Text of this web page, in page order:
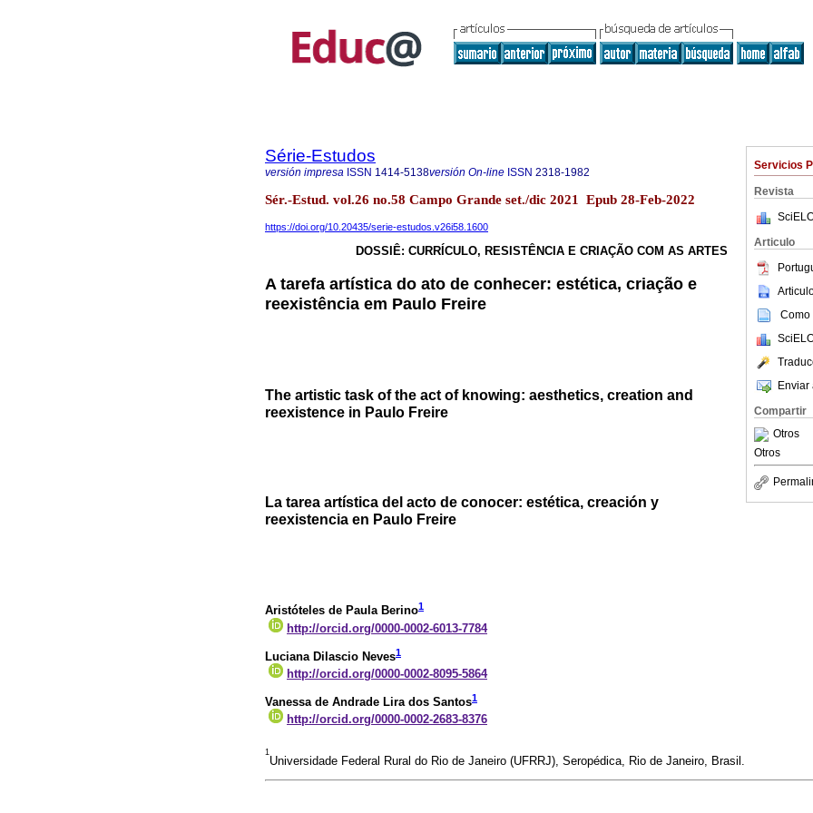
Servicios
Revista
Articulo
Como
Enviar
Compartir
Otros
Otros
Série-Estudos
versión impresa ISSN 1414-5138versión On-line ISSN 2318-1982
Sér.-Estud. vol.26 no.58 Campo Grande set./dic 2021 Epub 28-Feb-2022
https://doi.org/10.20435/serie-estudos.v26i58.1600
DOSSIÊ: CURRÍCULO, RESISTÊNCIA E CRIAÇÃO COM AS ARTES
A tarefa artística do ato de conhecer: estética, criação e
reexistência em Paulo Freire
The artistic task of the act of knowing: aesthetics, creation and
reexistence in Paulo Freire
La tarea artística del acto de conocer: estética, creación y
reexistencia en Paulo Freire
Aristóteles de Paula Berino1
http://orcid.org/0000-0002-6013-7784
Luciana Dilascio Neves1
http://orcid.org/0000-0002-8095-5864
Vanessa de Andrade Lira dos Santos1
http://orcid.org/0000-0002-2683-8376
1
Universidade Federal Rural do Rio de Janeiro (UFRRJ), Seropédica, Rio de Janeiro, Brasil.